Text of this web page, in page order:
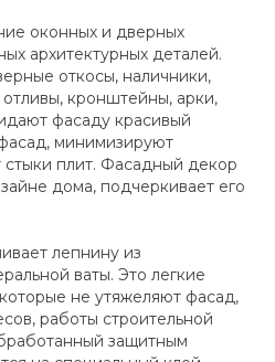
оконных и дверных
архитектурных деталей.
откосы, наличники,
кронштейны, арки,
фасаду красивый
минимизируют
плит. Фасадный декор
дома, подчеркивает его
лепнину из
ваты. Это легкие
не утяжеляют фасад,
работы строительной
защитным